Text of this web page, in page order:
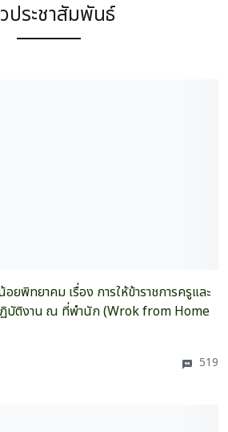
ประชาสัมพันธ์
ยพิทยาคม เรื่อง การให้ข้าราชการครูและ
บัติงาน ณ ที่พำนัก (Wrok from Home
519